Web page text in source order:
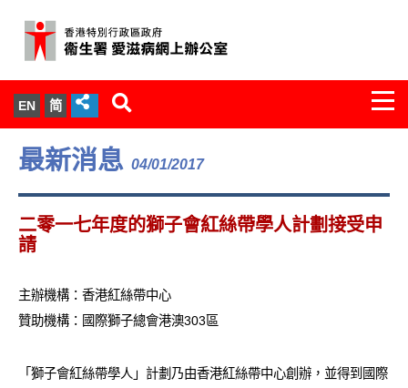
EN 简
關於我們
服務範圍
文件櫃
統計數字
愛滋病病毒感染與醫護人員專家組
最新消息 04/01/2017
二零一七年度的獅子會紅絲帶學人計劃接受申
請
主辦機構：香港紅絲帶中心
贊助機構：國際獅子總會港澳303區
「獅子會紅絲帶學人」計劃乃由香港紅絲帶中心創辦，並得到國際